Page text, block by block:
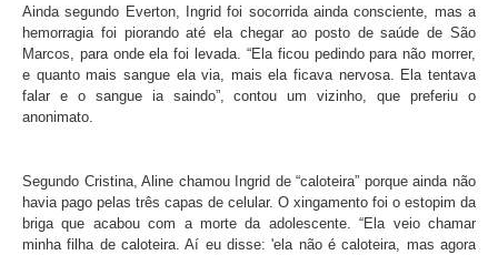
Ainda segundo Everton, Ingrid foi socorrida ainda consciente, mas a
hemorragia foi piorando até ela chegar ao posto de saúde de São
Marcos, para onde ela foi levada. “Ela ficou pedindo para não morrer,
e quanto mais sangue ela via, mais ela ficava nervosa. Ela tentava
falar e o sangue ia saindo”, contou um vizinho, que preferiu o
anonimato.
Segundo Cristina, Aline chamou Ingrid de “caloteira” porque ainda não
havia pago pelas três capas de celular. O xingamento foi o estopim da
briga que acabou com a morte da adolescente. “Ela veio chamar
minha filha de caloteira. Aí eu disse: 'ela não é caloteira, mas agora